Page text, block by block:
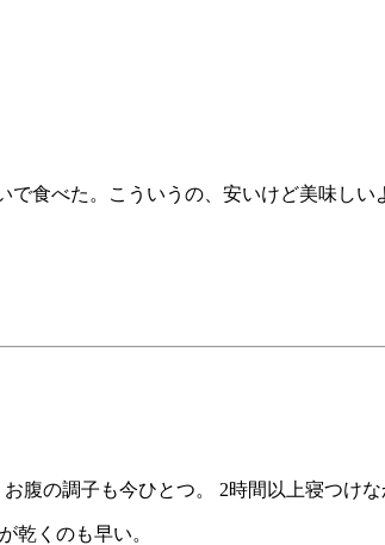
食べた。こういうの、安いけど美味しい
お腹の調子も今ひとつ。 2時間以上寝つけな
乾くのも早い。